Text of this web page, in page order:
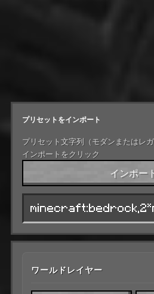
プリセットをインポート
プリセット文字列（モダンまたはレ
インポートをクリック
インポー
ワールドレイヤー